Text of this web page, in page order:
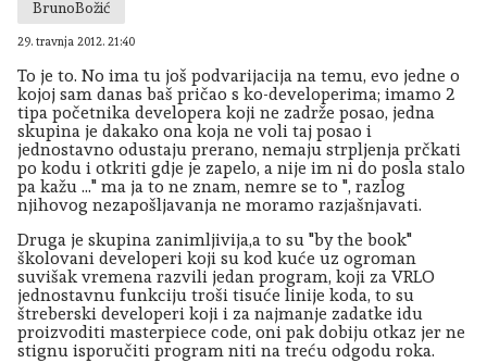
BrunoBožić
29. travnja 2012. 21:40
To je to. No ima tu još podvarijacija na temu, evo jedne o
kojoj sam danas baš pričao s ko-developerima; imamo 2
tipa početnika developera koji ne zadrže posao, jedna
skupina je dakako ona koja ne voli taj posao i
jednostavno odustaju prerano, nemaju strpljenja prčkati
po kodu i otkriti gdje je zapelo, a nije im ni do posla stalo
pa kažu ..." ma ja to ne znam, nemre se to ", razlog
njihovog nezapošljavanja ne moramo razjašnjavati.
Druga je skupina zanimljivija,a to su "by the book"
školovani developeri koji su kod kuće uz ogroman
suvišak vremena razvili jedan program, koji za VRLO
jednostavnu funkciju troši tisuće linije koda, to su
štreberski developeri koji i za najmanje zadatke idu
proizvoditi masterpiece code, oni pak dobiju otkaz jer ne
stignu isporučiti program niti na treću odgodu roka.